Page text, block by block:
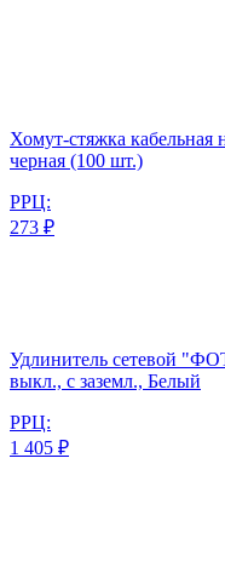
Хомут-стяжка кабельная
черная (100 шт.)
РРЦ:
273 ₽
Удлинитель сетевой
выкл., с заземл., Белый
РРЦ:
1 405 ₽